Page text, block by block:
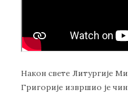
Након свете Литургије
Григорије извршио је